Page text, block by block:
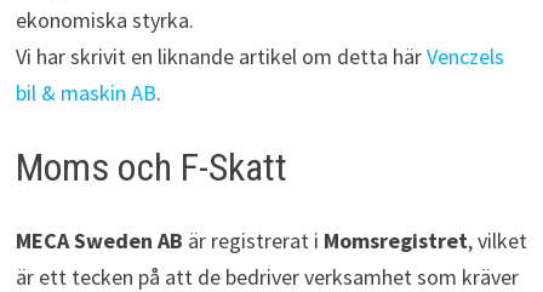
ekonomiska styrka.
Vi har skrivit en liknande artikel om detta härVenczels
bil & maskin AB.
Moms och F-Skatt
MECA Sweden AB är registrerat i Momsregistret, vilket
är ett tecken på att de bedriver verksamhet som kräver